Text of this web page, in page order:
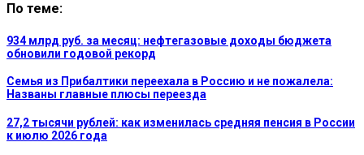
По теме:
934 млрд руб. за месяц: нефтегазовые доходы бюджета
обновили годовой рекорд
Семья из Прибалтики переехала в Россию и не пожалела:
Названы главные плюсы переезда
27,2 тысячи рублей: как изменилась средняя пенсия в России
к июлю 2026 года